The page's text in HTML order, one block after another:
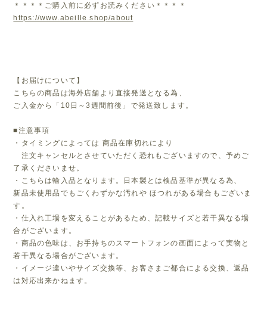
＊＊＊＊ご購入前に必ずお読みください＊＊＊＊
https://www.abeille.shop/about
【お届けについて】
こちらの商品は海外店舗より直接発送となる為、
ご入金から「10日～3週間前後」で発送致します。
■注意事項
・タイミングによっては 商品在庫切れにより
注文キャンセルとさせていただく恐れもございますので、予めご
了承くださいませ。
・こちらは輸入品となります。日本製とは検品基準が異なる為、
新品未使用品でもごくわずかな汚れや ほつれがある場合もございま
す。
・仕入れ工場を変えることがあるため、記載サイズと若干異なる場
合がございます。
・商品の色味は、お手持ちのスマートフォンの画面によって実物と
若干異なる場合がございます。
・イメージ違いやサイズ交換等、お客さまご都合による交換、返品
は対応出来かねます。